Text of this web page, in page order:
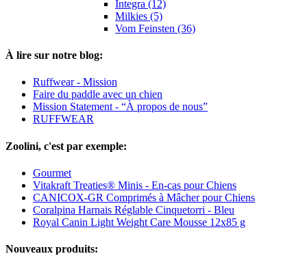
Integra (12)
Milkies (5)
Vom Feinsten (36)
À lire sur notre blog:
Ruffwear - Mission
Faire du paddle avec un chien
Mission Statement - “À propos de nous”
RUFFWEAR
Zoolini, c'est par exemple:
Gourmet
Vitakraft Treaties® Minis - En-cas pour Chiens
CANICOX-GR Comprimés à Mâcher pour Chiens
Coralpina Harnais Réglable Cinquetorri - Bleu
Royal Canin Light Weight Care Mousse 12x85 g
Nouveaux produits: